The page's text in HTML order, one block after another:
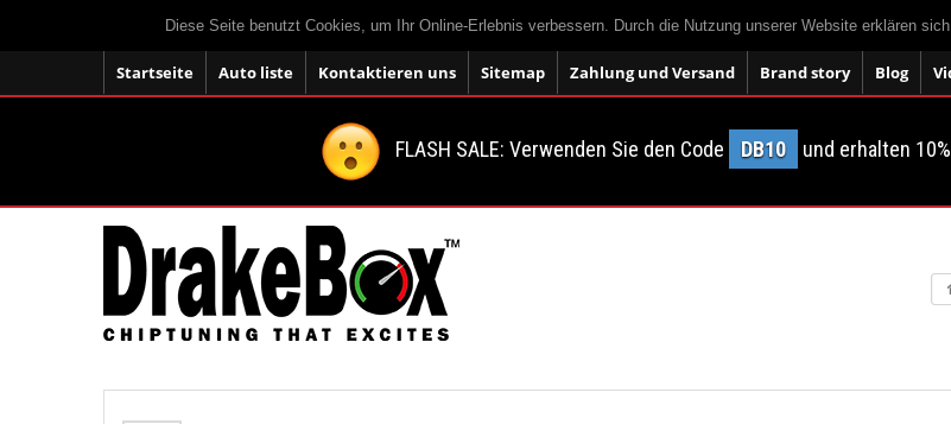
Diese Seite benutzt Cookies, um Ihr Online-Erlebnis verbessern. Durch die Nutzung unserer Website erklären
Startseite Auto liste Kontaktieren uns Sitemap Zahlung und Versand Brand story Blog
FLASH SALE: Verwenden Sie den Code DB10 und erhalten